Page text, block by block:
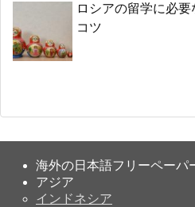
ロシアの留学に必
コツ
海外の日本語フリーペーパ
アジア
インドネシア